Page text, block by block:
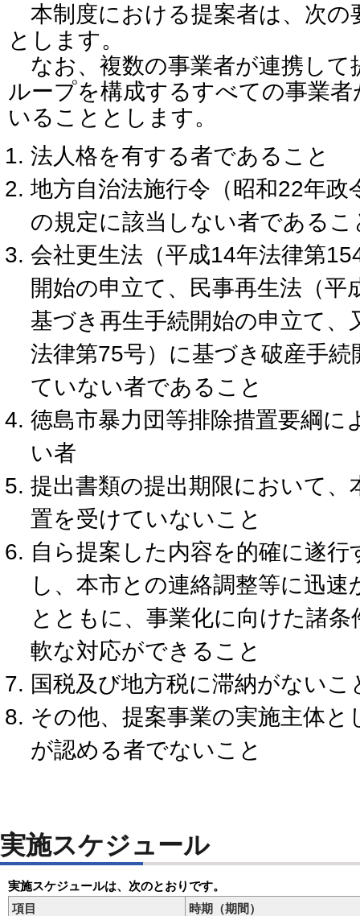
本制度における提案者は、次の
とします。
なお、複数の事業者が連携して
ループを構成するすべての事業
いることとします。
法人格を有する者であること
地方自治法施行令（昭和22年
の規定に該当しない者であるこ
会社更生法（平成14年法律第
開始の申立て、民事再生法（平
基づき再生手続開始の申立て、
法律第75号）に基づき破産手
ていない者であること
徳島市暴力団等排除措置要綱に
い者
提出書類の提出期限において、
置を受けていないこと
自ら提案した内容を的確に遂
し、本市との連絡調整等に迅
とともに、事業化に向けた諸
軟な対応ができること
国税及び地方税に滞納がないこ
その他、提案事業の実施主体
が認める者でないこと
実施スケジュール
実施スケジュールは、次のとおりです。
項目
時期（期間）